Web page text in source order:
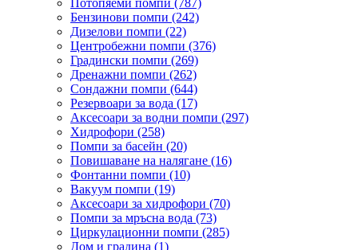
Потопяеми помпи (787)
Бензинови помпи (242)
Дизелови помпи (22)
Центробежни помпи (376)
Градински помпи (269)
Дренажни помпи (262)
Сондажни помпи (644)
Резервоари за вода (17)
Аксесоари за водни помпи (297)
Хидрофори (258)
Помпи за басейн (20)
Повишаване на налягане (16)
Фонтанни помпи (10)
Вакуум помпи (19)
Аксесоари за хидрофори (70)
Помпи за мръсна вода (73)
Циркулационни помпи (285)
Дом и градина (1)